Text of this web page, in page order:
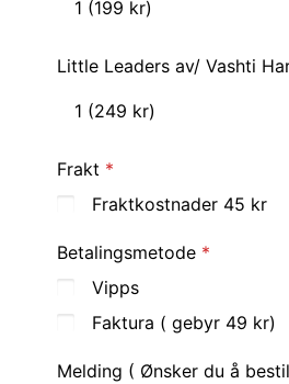
Little Leaders av/ Vashti
Frakt
Fraktkostnader 45 kr
Betalingsmetode
Vipps
Faktura ( gebyr 49 kr)
Melding ( Ønsker du å